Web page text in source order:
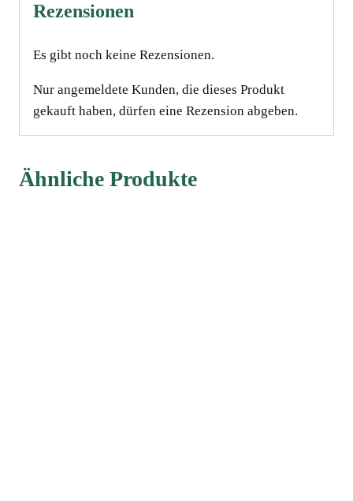
Rezensionen
Es gibt noch keine Rezensionen.
Nur angemeldete Kunden, die dieses Produkt
gekauft haben, dürfen eine Rezension abgeben.
Ähnliche Produkte